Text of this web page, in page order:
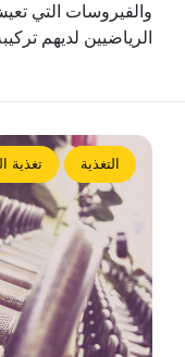
والفيروسات التي
الرياضيين لديهم
التغذية تغذية